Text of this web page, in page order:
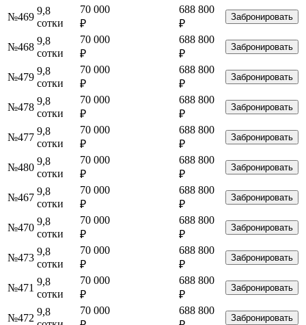
№469
9,8
сотки
70 000
₽
688 800
₽
Забронировать
№468
9,8
сотки
70 000
₽
688 800
₽
Забронировать
№479
9,8
сотки
70 000
₽
688 800
₽
Забронировать
№478
9,8
сотки
70 000
₽
688 800
₽
Забронировать
№477
9,8
сотки
70 000
₽
688 800
₽
Забронировать
№480
9,8
сотки
70 000
₽
688 800
₽
Забронировать
№467
9,8
сотки
70 000
₽
688 800
₽
Забронировать
№470
9,8
сотки
70 000
₽
688 800
₽
Забронировать
№473
9,8
сотки
70 000
₽
688 800
₽
Забронировать
№471
9,8
сотки
70 000
₽
688 800
₽
Забронировать
№472
9,8
70 000
688 800
Забронировать